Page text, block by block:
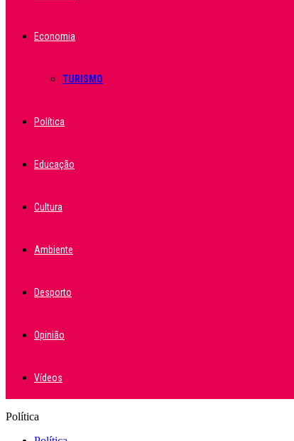
Economia
TURISMO
Política
Educação
Cultura
Ambiente
Desporto
Opinião
Vídeos
Política